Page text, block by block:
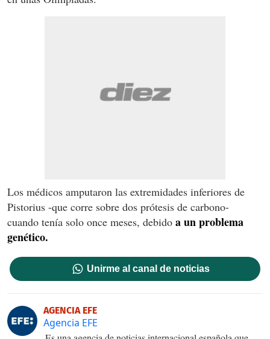
Los médicos amputaron las extremidades inferiores de
Pistorius -que corre sobre dos prótesis de carbono-
cuando tenía solo once meses, debido a un problema
genético.
Unirme al canal de noticias
AGENCIA EFE
Agencia EFE